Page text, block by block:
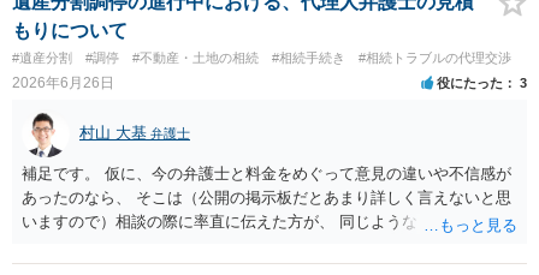
裁判官が審判で強制的に共有分割を命じる可能性はどの程度あるので
しょうか。 ３．現在の状況において、調停委員の強引な誘導に流され
ず、共有分割を確実に避けるために、今から取れるその他の法的な手
段や主張の組み立て方があれば教えていただきたいです。 共有分割
を避ける方法は、共有ではだめだということだけを主張しても 避けら
れません。 本件遺産分割では、共有分割以外のあなたが希望する分割
方法が、 共有分割よりも適切で、その方法が可能であることを 主張立
証していく必要があります。 そのためには、その土地建物は、現在
どのように使用されていて、今後どのようにしていくのか 不動産の
評価額がいくらで、遺産全体の中でどのような位置を占めるか 相続
人は何人いて、どのような遺産分割方法を希望しているのか などの
もりについて
#遺産分割 #調停 #不動産・土地の相続 #相続手続き #相続トラブルの代理交渉
2026年6月26日 役にたった 3
村山 大基 弁護士
補足です。 仮に、今の弁護士と料金をめぐって意見の違いや不信感が
あったのなら、 そこは（公開の掲示板だとあまり詳しく言えないと思
いますので）相談の際に率直に伝えた方が、 同じようなトラブルを避